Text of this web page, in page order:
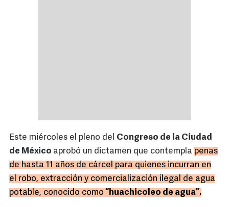
Este miércoles el pleno del Congreso de la Ciudad
de México aprobó un dictamen que contempla penas
de hasta 11 años de cárcel para quienes incurran en
el robo, extracción y comercialización ilegal de agua
potable, conocido como “huachicoleo de agua”.